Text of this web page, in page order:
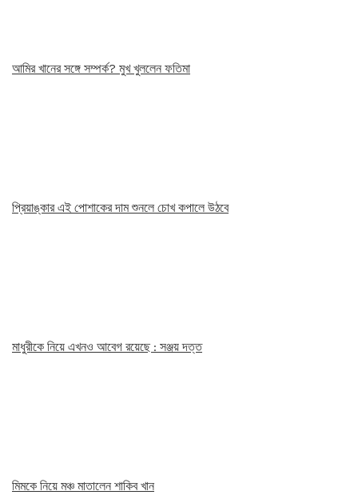
আমির খানের সঙ্গে সম্পর্ক? মুখ খুললেন ফতিমা
প্রিয়াঙ্কার এই পোশাকের দাম শুনলে চোখ কপালে উঠবে
মাধুরীকে নিয়ে এখনও আবেগ রয়েছে : সঞ্জয় দত্ত
মিমকে নিয়ে মঞ্চ মাতালেন শাকিব খান